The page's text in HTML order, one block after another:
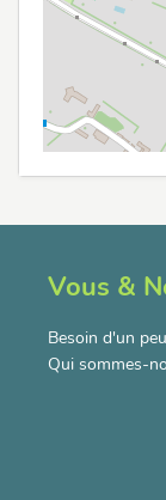
Vous &
Besoin d'un
Qui sommes-